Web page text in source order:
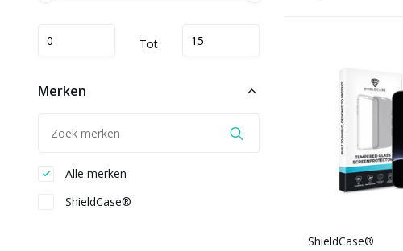
Tot
Merken
Alle merken
ShieldCase®
ShieldCase®